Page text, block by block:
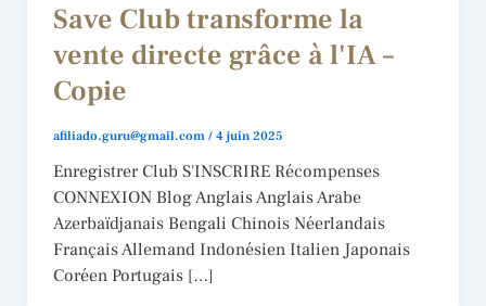
Save Club transforme la
vente directe grâce à l'IA –
Copie
afiliado.guru@gmail.com / 4 juin 2025
Enregistrer Club S'INSCRIRE Récompenses
CONNEXION Blog Anglais Anglais Arabe
Azerbaïdjanais Bengali Chinois Néerlandais
Français Allemand Indonésien Italien Japonais
Coréen Portugais […]